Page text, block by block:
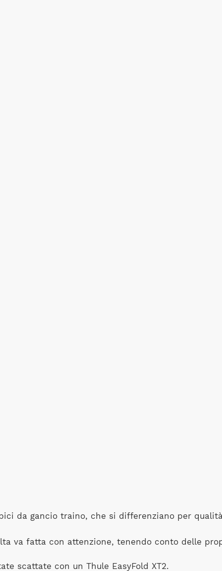
da gancio traino, che si differenziano per
va fatta con attenzione, tenendo conto delle
scattate con un Thule EasyFold XT2.